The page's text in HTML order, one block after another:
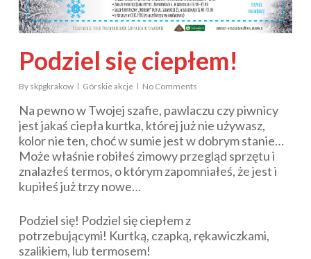
Podziel się ciepłem!
By skpgkrakow Górskie akcje No Comments
Na pewno w Twojej szafie, pawlaczu czy piwnicy
jest jakaś ciepła kurtka, której już nie używasz,
kolor nie ten, choć w sumie jest w dobrym stanie…
Może właśnie robiłeś zimowy przegląd sprzętu i
znalazłeś termos, o którym zapomniałeś, że jest i
kupiłeś już trzy nowe…
Podziel się! Podziel się ciepłem z
potrzebującymi! Kurtką, czapką, rękawiczkami,
szalikiem, lub termosem!